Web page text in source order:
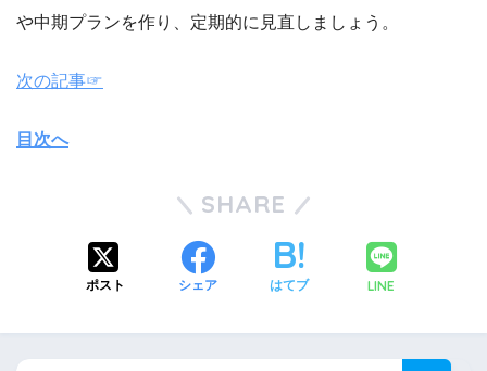
や中期プランを作り、定期的に見直しましょう。
次の記事☞
目次へ
SHARE
ポスト シェア はてブ LINE